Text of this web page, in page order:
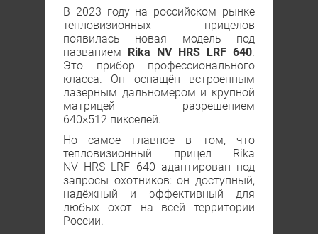
В 2023 году на российском рынке
тепловизионных прицелов
появилась новая модель под
названием Rika NV HRS LRF 640.
Это прибор профессионального
класса. Он оснащён встроенным
лазерным дальномером и крупной
матрицей разрешением
640×512 пикселей.
Но самое главное в том, что
тепловизионный прицел Rika
NV HRS LRF 640 адаптирован под
запросы охотников: он доступный,
надёжный и эффективный для
любых охот на всей территории
России.